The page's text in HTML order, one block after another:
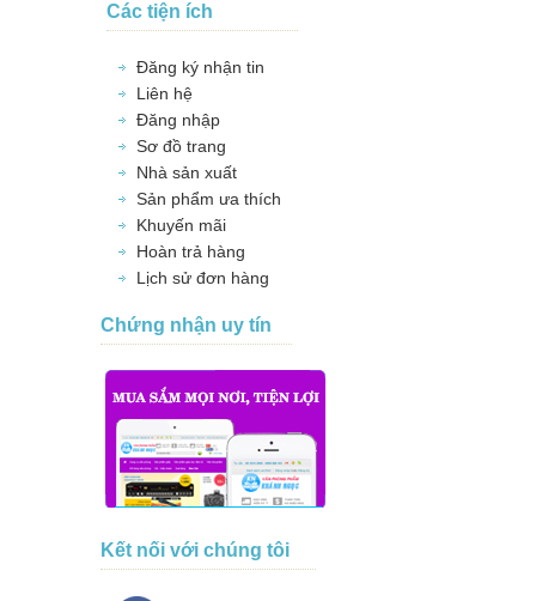
Các tiện ích
Đăng ký nhận tin
Liên hệ
Đăng nhập
Sơ đồ trang
Nhà sản xuất
Sản phẩm ưa thích
Khuyến mãi
Hoàn trả hàng
Lịch sử đơn hàng
Chứng nhận uy tín
Kết nối với chúng tôi